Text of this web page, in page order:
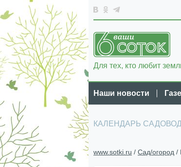
Для тех, кто любит
Наши новости
КАЛЕНДАРЬ
www.sotki.ru / Сад/огород /